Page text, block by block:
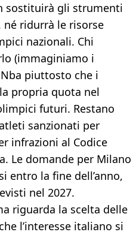
sostituirà gli strumenti
ridurrà le risorse
nazionali. Chi
(immaginiamo i
piuttosto che i
propria quota nel
futuri. Restano
sanzionati per
infrazioni al Codice
Le domande per Milano
entro la fine dell’anno,
nel 2027.
riguarda la scelta delle
l’interesse italiano si